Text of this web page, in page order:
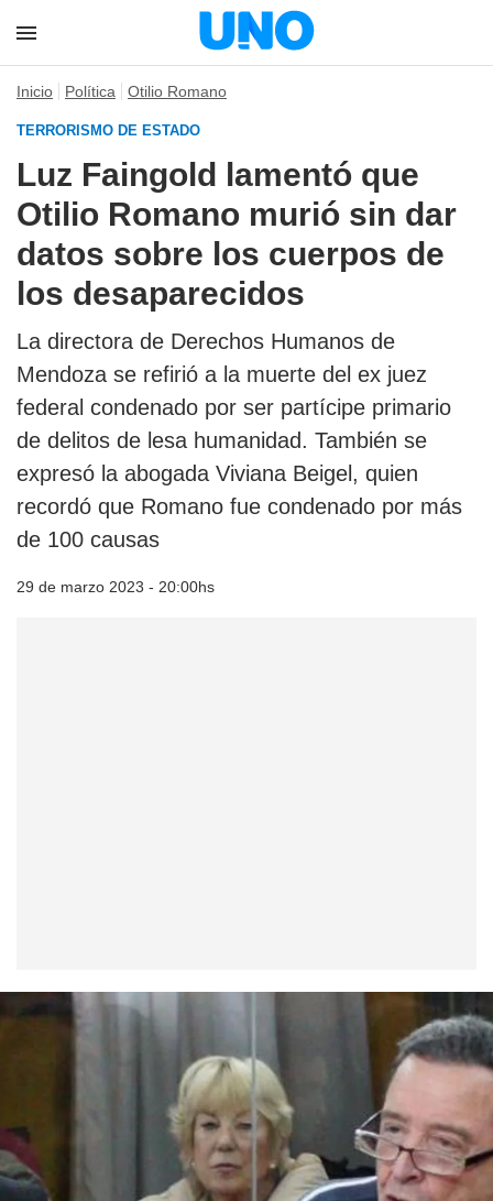
Inicio Política Otilio Romano
TERRORISMO DE ESTADO
Luz Faingold lamentó que
Otilio Romano murió sin dar
datos sobre los cuerpos de
los desaparecidos
La directora de Derechos Humanos de
Mendoza se refirió a la muerte del ex juez
federal condenado por ser partícipe primario
de delitos de lesa humanidad. También se
expresó la abogada Viviana Beigel, quien
recordó que Romano fue condenado por más
de 100 causas
29 de marzo 2023 - 20:00hs